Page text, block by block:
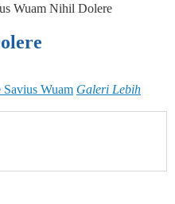
Wuam Nihil Dolere
Savius Wuam Galeri Lebih